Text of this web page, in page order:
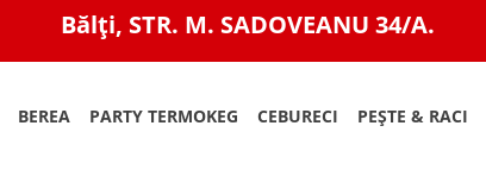
Bălți, STR. M. SADOVEANU 34/A.
BEREA PARTY TERMOKEG CEBURECI PEȘTE & RACI